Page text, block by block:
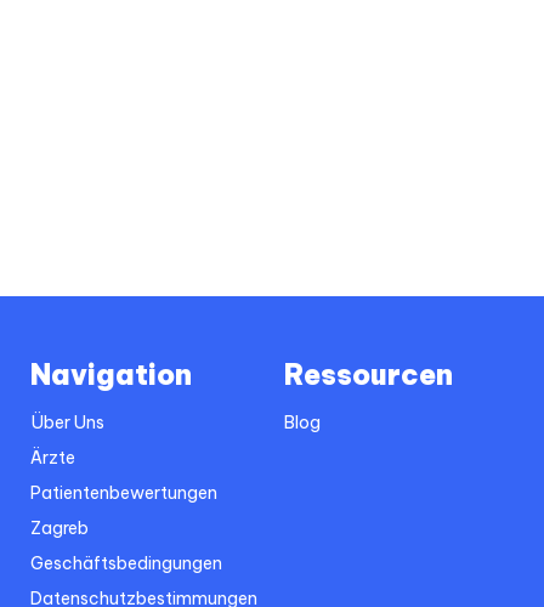
Navigation
Über Uns
Ärzte
Patientenbewertungen
Zagreb
Geschäftsbedingungen
Datenschutzbestimmungen
Ressourcen
Blog